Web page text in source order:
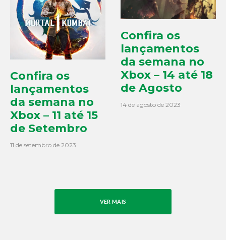
Confira os
lançamentos
da semana no
Xbox – 11 até 15
de Setembro
11 de setembro de 2023
Confira os
lançamentos
da semana no
Xbox – 14 até 18
de Agosto
14 de agosto de 2023
VER MAIS